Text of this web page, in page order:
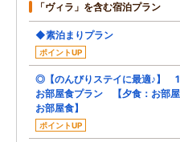
「ヴィラ」を含む宿泊プラン
◆素泊まりプラン
ポイントUP
◎【のんびりステイに最適♪】
お部屋食プラン 【夕食：お部屋
お部屋食】
ポイントUP